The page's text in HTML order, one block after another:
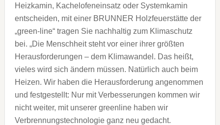
Heizkamin, Kachelofeneinsatz oder Systemkamin
entscheiden, mit einer BRUNNER Holzfeuerstätte der
„green-line“ tragen Sie nachhaltig zum Klimaschutz
bei. „Die Menschheit steht vor einer ihrer größten
Herausforderungen – dem Klimawandel. Das heißt,
vieles wird sich ändern müssen. Natürlich auch beim
Heizen. Wir haben die Herausforderung angenommen
und festgestellt: Nur mit Verbesserungen kommen wir
nicht weiter, mit unserer greenline haben wir
Verbrennungstechnologie ganz neu gedacht.